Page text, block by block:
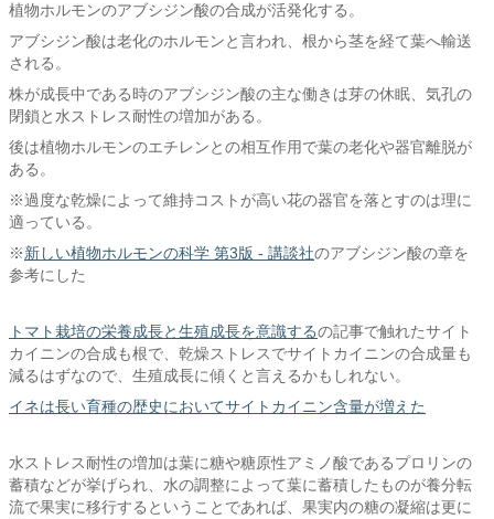
植物ホルモンのアブシジン酸の合成が活発化する。
アブシジン酸は老化のホルモンと言われ、根から茎を経て葉へ輸送
される。
株が成長中である時のアブシジン酸の主な働きは芽の休眠、気孔の
閉鎖と水ストレス耐性の増加がある。
後は植物ホルモンのエチレンとの相互作用で葉の老化や器官離脱が
ある。
※過度な乾燥によって維持コストが高い花の器官を落とすのは理に
適っている。
※新しい植物ホルモンの科学 第3版 - 講談社のアブシジン酸の章を
参考にした
トマト栽培の栄養成長と生殖成長を意識するの記事で触れたサイト
カイニンの合成も根で、乾燥ストレスでサイトカイニンの合成量も
減るはずなので、生殖成長に傾くと言えるかもしれない。
イネは長い育種の歴史においてサイトカイニン含量が増えた
水ストレス耐性の増加は葉に糖や糖原性アミノ酸であるプロリンの
蓄積などが挙げられ、水の調整によって葉に蓄積したものが養分転
流で果実に移行するということであれば、果実内の糖の凝縮は更に